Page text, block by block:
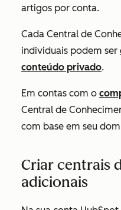
artigos por conta.
Cada Central de
individuais podem ser
conteúdo privado.
Em contas com o
Central de
com base em seu
Criar centrais
adicionais